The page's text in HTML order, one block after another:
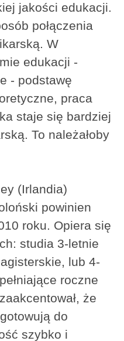
jakości edukacji.
połączenia
W
edukacji -
- podstawę
praca
staje się bardziej
To należałoby
(Irlandia)
powinien
roku. Opiera się
studia 3-letnie
lub 4-
roczne
że
do
szybko i